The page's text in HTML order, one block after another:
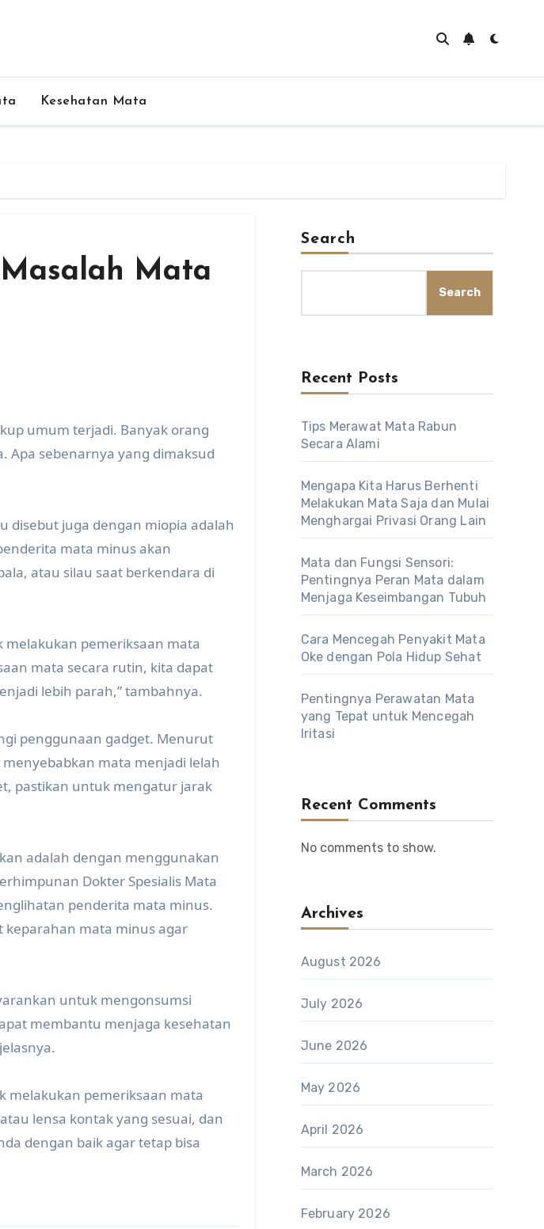
Kesehatan Mata
Mata
umum terjadi. Banyak orang
Apa sebenarnya yang dimaksud
disebut juga dengan miopia adalah
mata minus akan
atau silau saat berkendara di
pemeriksaan mata
mata secara rutin, kita dapat
lebih parah,” tambahnya.
penggunaan gadget. Menurut
mata menjadi lelah
pastikan untuk mengatur jarak
adalah dengan menggunakan
Dokter Spesialis Mata
penderita mata minus.
keparahan mata minus agar
untuk mengonsumsi
membantu menjaga kesehatan
melakukan pemeriksaan mata
lensa kontak yang sesuai, dan
dengan baik agar tetap bisa
Search
Search
Recent Posts
Tips Merawat Mata Rabun
Secara Alami
Mengapa Kita Harus Berhenti
Melakukan Mata Saja dan Mulai
Menghargai Privasi Orang Lain
Mata dan Fungsi Sensori:
Pentingnya Peran Mata dalam
Menjaga Keseimbangan Tubuh
Cara Mencegah Penyakit Mata
Oke dengan Pola Hidup Sehat
Pentingnya Perawatan Mata
yang Tepat untuk Mencegah
Iritasi
Recent Comments
No comments to show.
Archives
August 2026
July 2026
June 2026
May 2026
April 2026
March 2026
February 2026